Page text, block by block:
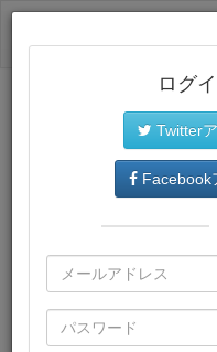
プレミアム会員では、教
再生環境が提供されます
ログ
Twitter
Facebook